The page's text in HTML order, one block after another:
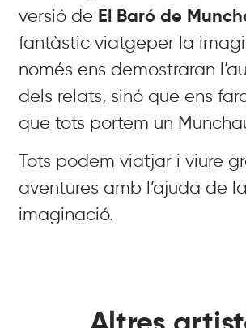
versió de El Baró de
fantàstic viatgeper la
només ens demostraran
dels relats, sinó que ens
que tots portem un
Tots podem viatjar i viure
aventures amb l’ajuda de la
imaginació.